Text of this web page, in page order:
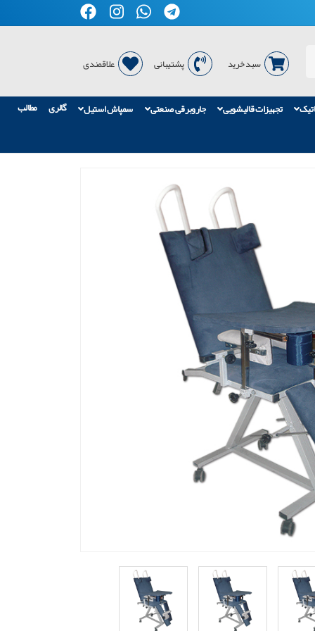
سبد خرید پشتیبانی علاقمندی
تجهیزات قالیشویی جاروبرقی صنعتی سمپاش استیل گالری
مطالب